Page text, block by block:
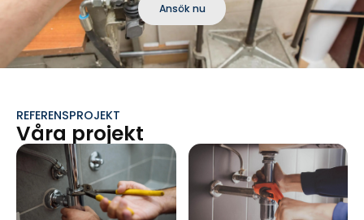
Ansök nu
REFERENSPROJEKT
Våra projekt